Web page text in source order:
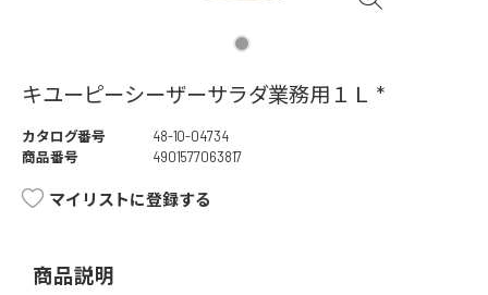
キユーピーシーザーサラダ業務用１Ｌ *
カタログ番号
48-10-04734
商品番号
4901577063817
マイリストに登録する
商品説明